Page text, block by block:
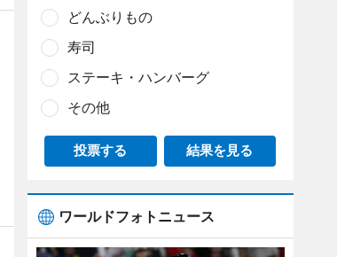
どんぶりもの
寿司
ステーキ・ハンバーグ
その他
投票する 結果を見る
ワールドフォトニュース